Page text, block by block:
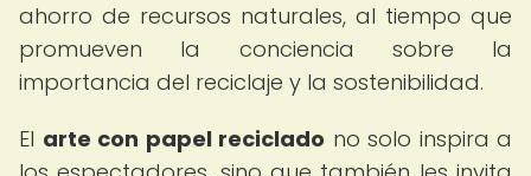
ahorro de recursos naturales, al tiempo que
promueven la conciencia sobre la
importancia del reciclaje y la sostenibilidad.
El arte con papel reciclado no solo inspira a